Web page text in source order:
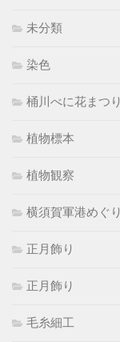
未分類
染色
桶川べに花まつり
植物標本
植物観察
横須賀軍港めぐり
正月飾り
正月飾り
毛糸細工